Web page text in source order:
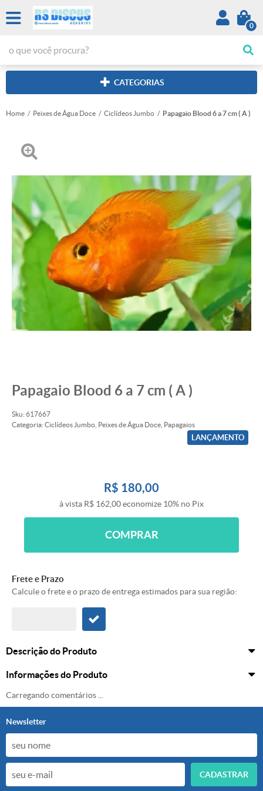
0
CATEGORIAS
Home Peixes de Água Doce Ciclídeos Jumbo Papagaio Blood 6 a 7 cm ( A )
Papagaio Blood 6 a 7 cm ( A )
Sku: 617667
Categoria: Ciclídeos Jumbo Peixes de Água Doce Papagaios
LANÇAMENTO
R$ 180,00
à vista R$ 162,00economize 10% no Pix
COMPRAR
Frete e Prazo
Calcule o frete e o prazo de entrega estimados para sua região:
Descrição do Produto
Informações do Produto
Carregando comentários ...
Newsletter
CADASTRAR